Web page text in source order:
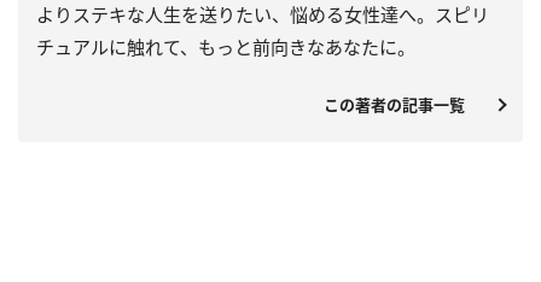
よりステキな人生を送りたい、悩める女性達へ。スピリ
チュアルに触れて、もっと前向きなあなたに。
この著者の記事一覧